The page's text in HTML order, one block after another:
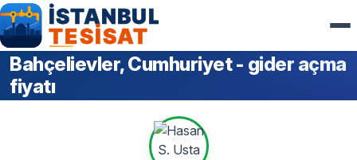
Bahçelievler, Cumhuriyet - gider açma
fiyatı